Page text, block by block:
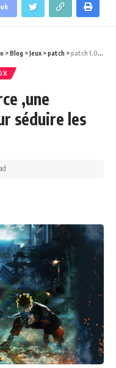
>Blog >Jeux >patch >patch 1.07 de Jump Force ,une nouvelle tentative pour séduire les joueurs
,une
séduire les